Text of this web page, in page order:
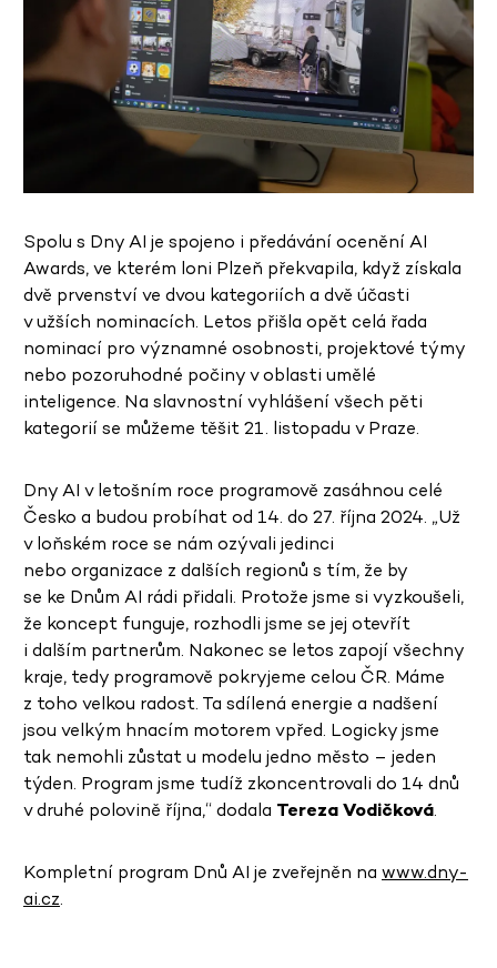
Spolu s Dny AI je spojeno i předávání ocenění AI
Awards, ve kterém loni Plzeň překvapila, když získala
dvě prvenství ve dvou kategoriích a dvě účasti
v užších nominacích. Letos přišla opět celá řada
nominací pro významné osobnosti, projektové týmy
nebo pozoruhodné počiny v oblasti umělé
inteligence. Na slavnostní vyhlášení všech pěti
kategorií se můžeme těšit 21. listopadu v Praze.
Dny AI v letošním roce programově zasáhnou celé
Česko a budou probíhat od 14. do 27. října 2024. „Už
v loňském roce se nám ozývali jedinci
nebo organizace z dalších regionů s tím, že by
se ke Dnům AI rádi přidali. Protože jsme si vyzkoušeli,
že koncept funguje, rozhodli jsme se jej otevřít
i dalším partnerům. Nakonec se letos zapojí všechny
kraje, tedy programově pokryjeme celou ČR. Máme
z toho velkou radost. Ta sdílená energie a nadšení
jsou velkým hnacím motorem vpřed. Logicky jsme
tak nemohli zůstat u modelu jedno město – jeden
týden. Program jsme tudíž zkoncentrovali do 14 dnů
v druhé polovině října,“ dodala Tereza Vodičková.
Kompletní program Dnů AI je zveřejněn na www.dny-
ai.cz.